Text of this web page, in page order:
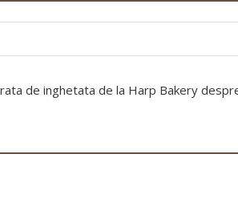
de inghetata de la Harp Bakery